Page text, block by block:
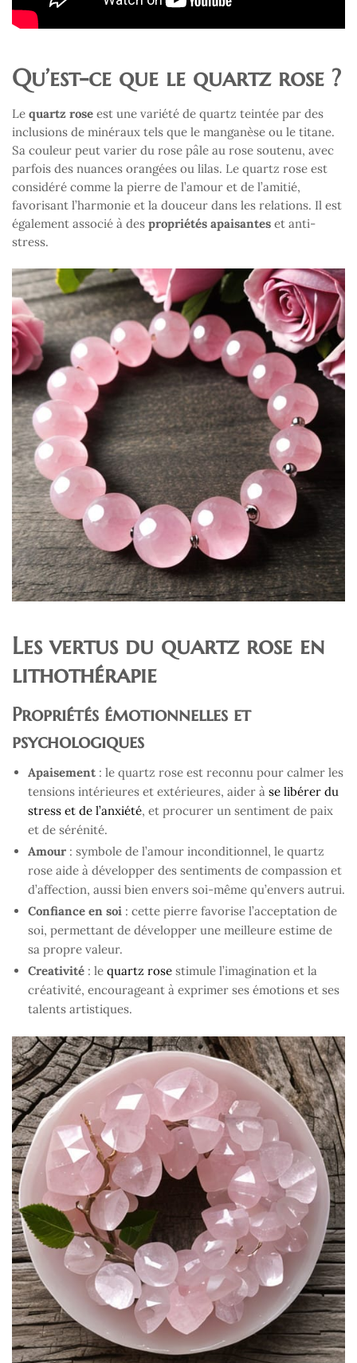
Qu’est-ce que le quartz rose ?
Le quartz rose est une variété de quartz teintée par des
inclusions de minéraux tels que le manganèse ou le titane.
Sa couleur peut varier du rose pâle au rose soutenu, avec
parfois des nuances orangées ou lilas. Le quartz rose est
considéré comme la pierre de l’amour et de l’amitié,
favorisant l’harmonie et la douceur dans les relations. Il est
également associé à des propriétés apaisantes et anti-
stress.
Les vertus du quartz rose en
lithothérapie
Propriétés émotionnelles et
psychologiques
Apaisement: le quartz rose est reconnu pour calmer les
tensions intérieures et extérieures, aider à se libérer du
stress et de l’anxiété, et procurer un sentiment de paix
et de sérénité.
Amour : symbole de l’amour inconditionnel, le quartz
rose aide à développer des sentiments de compassion et
d’affection, aussi bien envers soi-même qu’envers autrui.
Confiance en soi : cette pierre favorise l’acceptation de
soi, permettant de développer une meilleure estime de
sa propre valeur.
Creativité : le quartz rose stimule l’imagination et la
créativité, encourageant à exprimer ses émotions et ses
talents artistiques.